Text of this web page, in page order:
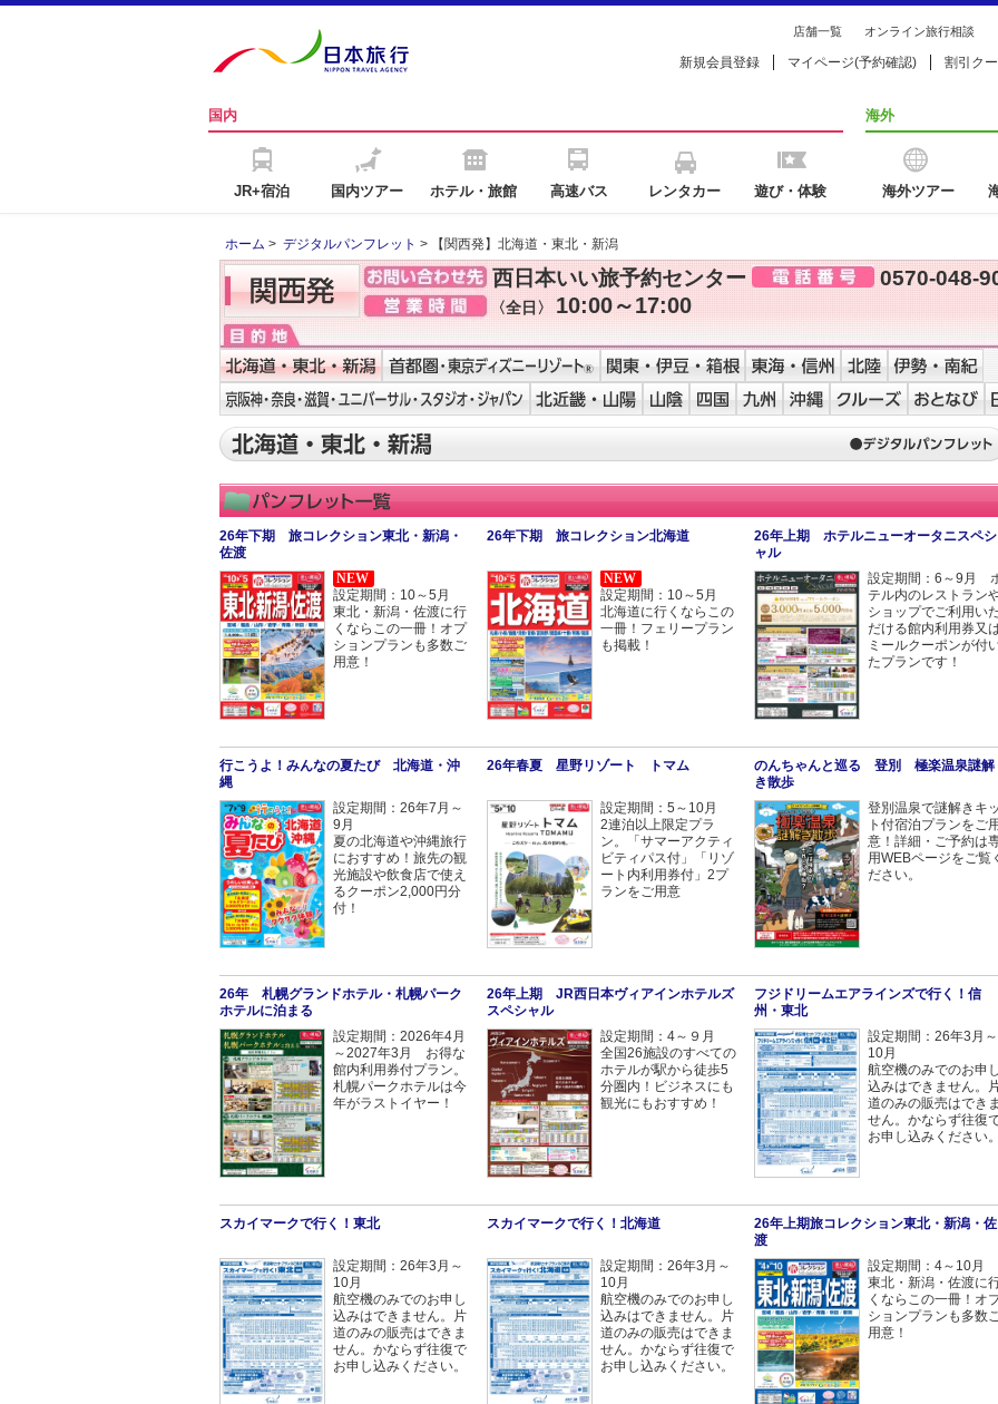
店舗一覧 オンライン旅行相談
新規会員登録 マイページ(予約確認) 割引ク
国内
JR+宿泊 国内ツアー ホテル・旅館 高速バス レンタカー 遊び・体験
海外
海外ツアー
ホーム > デジタルパンフレット > 【関西発】北海道・東北・新潟
西日本いい旅予約センター 0570-048-
〈全日〉 10:00～17:00
26年下期 旅コレクション東北・新潟・
佐渡
26年下期 旅コレクション北海道
26年上期 ホテルニューオータニスペシ
ャル
NEW
設定期間：10～5月
東北・新潟・佐渡に行
くならこの一冊！オプ
ションプランも多数ご
用意！
NEW
設定期間：10～5月
北海道に行くならこの
一冊！フェリープラン
も掲載！
設定期間：6～9月
テル内のレストラン
ショップでご利用い
だける館内利用券又
ミールクーポンが付
たプランです！
行こうよ！みんなの夏たび 北海道・沖
縄
26年春夏 星野リゾート トマム
のんちゃんと巡る 登別 極楽温泉謎解
き散歩
設定期間：26年7月～
9月
夏の北海道や沖縄旅行
におすすめ！旅先の観
光施設や飲食店で使え
るクーポン2,000円分
付！
設定期間：5～10月
2連泊以上限定プラ
ン。「サマーアクティ
ビティパス付」「リゾ
ート内利用券付」2プ
ランをご用意
登別温泉で謎解きキッ
ト付宿泊プランをご
意！詳細・ご予約は
用WEBページをご覧
ださい。
26年 札幌グランドホテル・札幌パーク
ホテルに泊まる
26年上期 JR西日本ヴィアインホテルズ
スペシャル
フジドリームエアラインズで行く！信
州・東北
設定期間：2026年4月
～2027年3月 お得な
館内利用券付プラン。
札幌パークホテルは今
年がラストイヤー！
設定期間：4～９月
全国26施設のすべての
ホテルが駅から徒歩5
分圏内！ビジネスにも
観光にもおすすめ！
設定期間：26年3月～
10月
航空機のみでのお申し
込みはできません。
道のみの販売はできま
せん。かならず往復
お申し込みください。
スカイマークで行く！東北 スカイマークで行く！北海道
26年上期旅コレクション東北・新潟・佐
渡
設定期間：26年3月～
10月
航空機のみでのお申し
込みはできません。片
道のみの販売はできま
せん。かならず往復で
お申し込みください。
設定期間：26年3月～
10月
航空機のみでのお申し
込みはできません。片
道のみの販売はできま
せん。かならず往復で
お申し込みください。
設定期間：4～10月
東北・新潟・佐渡に
くならこの一冊！オ
ションプランも多数
用意！